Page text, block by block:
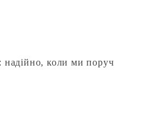
коли ми поруч